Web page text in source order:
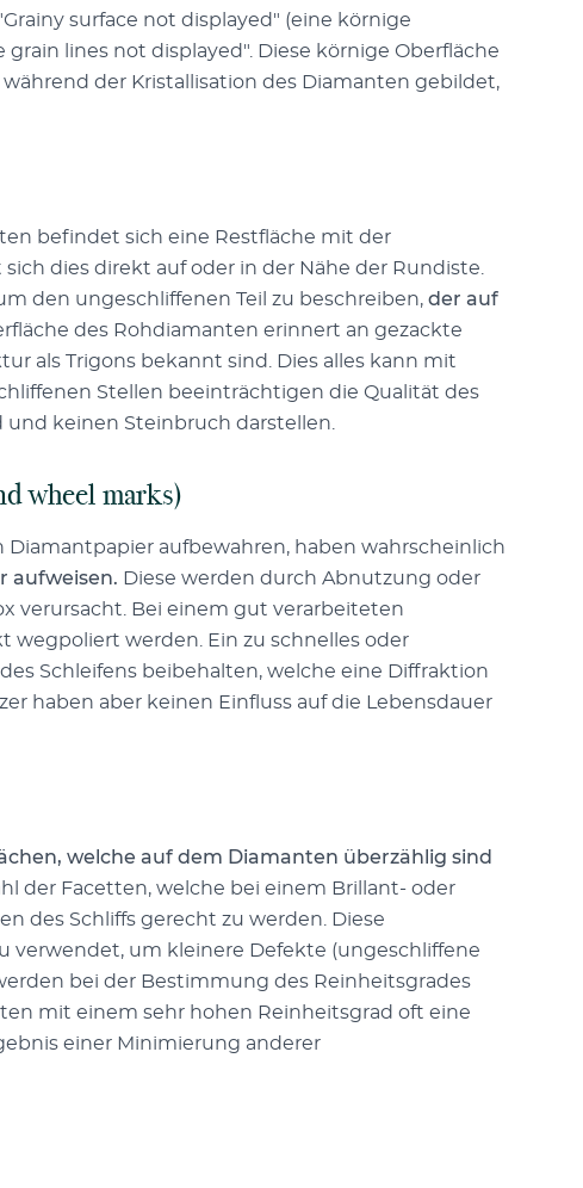
surface not displayed" (eine körnige
lines not displayed". Diese körnige Oberfläche
der Kristallisation des Diamanten gebildet,
befindet sich eine Restfläche mit der
dies direkt auf oder in der Nähe der Rundiste.
den ungeschliffenen Teil zu beschreiben, der auf
des Rohdiamanten erinnert an gezackte
als Trigons bekannt sind. Dies alles kann mit
Stellen beeinträchtigen die Qualität des
und keinen Steinbruch darstellen.
wheel marks)
aufbewahren, haben wahrscheinlich
aufweisen. Diese werden durch Abnutzung oder
verursacht. Bei einem gut verarbeiteten
wegpoliert werden. Ein zu schnelles oder
Schleifens beibehalten, welche eine Diffraktion
haben aber keinen Einfluss auf die Lebensdauer
welche auf dem Diamanten überzählig sind
der Facetten, welche bei einem Brillant- oder
des Schliffs gerecht zu werden. Diese
verwendet, um kleinere Defekte (ungeschliffene
bei der Bestimmung des Reinheitsgrades
mit einem sehr hohen Reinheitsgrad oft eine
einer Minimierung anderer